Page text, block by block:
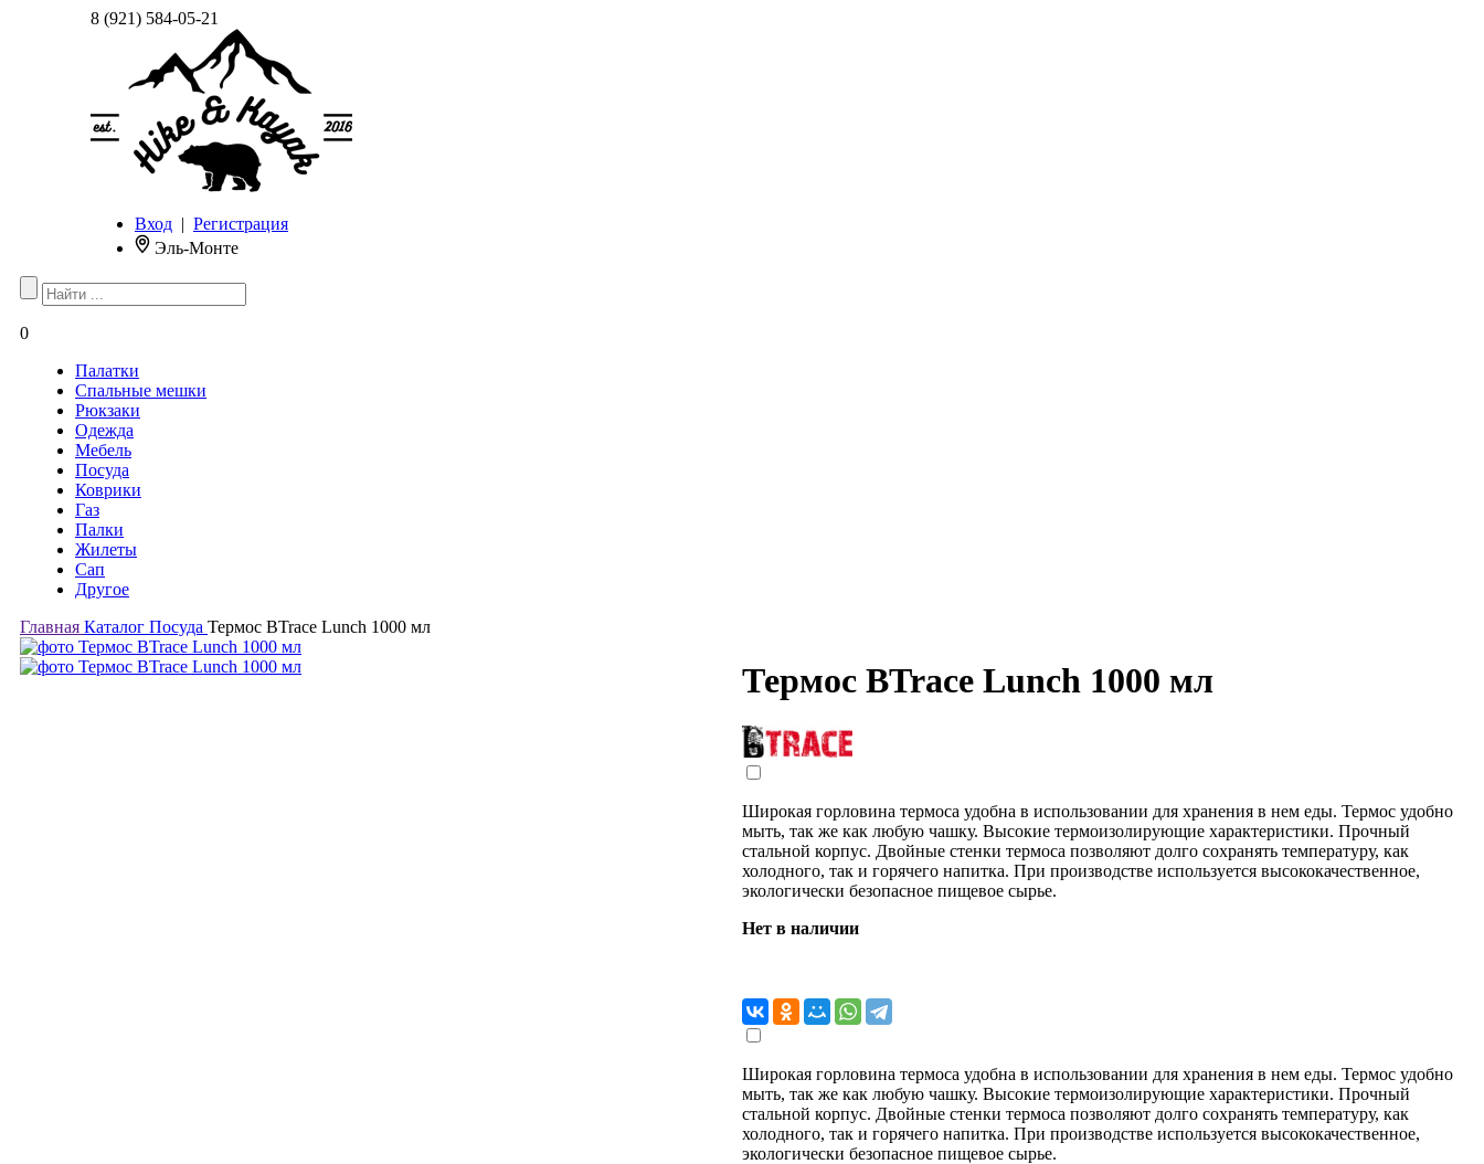
8 (921) 584-05-21
Вход | Регистрация
Эль-Монте
0
Палатки
Спальные мешки
Рюкзаки
Одежда
Мебель
Посуда
Коврики
Газ
Палки
Жилеты
Сап
Другое
Главная Каталог Посуда Термос BTrace Lunch 1000 мл
Термос BTrace Lunch 1000 мл
Широкая горловина термоса удобна в использовании для хранения в нем еды. Термос удобно
мыть, так же как любую чашку. Высокие термоизолирующие характеристики. Прочный
стальной корпус. Двойные стенки термоса позволяют долго сохранять температуру, как
холодного, так и горячего напитка. При производстве используется высококачественное,
экологически безопасное пищевое сырье.
Нет в наличии
Широкая горловина термоса удобна в использовании для хранения в нем еды. Термос удобно
мыть, так же как любую чашку. Высокие термоизолирующие характеристики. Прочный
стальной корпус. Двойные стенки термоса позволяют долго сохранять температуру, как
холодного, так и горячего напитка. При производстве используется высококачественное,
экологически безопасное пищевое сырье.